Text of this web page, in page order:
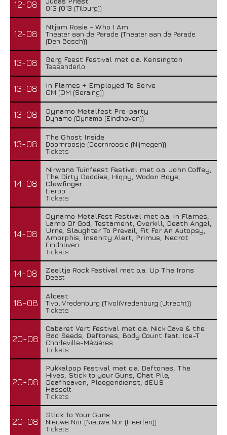
12-08
013 (013 (Tilburg))
12-08
Ntjam Rosie - Who I Am
Theater aan de Parade (Theater aan de Parade
(Den Bosch))
13-08
Berg Feest Festival met o.a. Kensington
Tessenderlo
13-08
In Flames + Employed To Serve
OM (OM (Seraing))
13-08
Dynamo Metalfest Pre-party
Dynamo (Dynamo (Eindhoven))
13-08
The Ghost Inside
Doornroosje (Doornroosje (Nijmegen))
Tickets
14-08
Nirwana Tuinfeest Festival met o.a. John Coffey,
The Dirty Daddies, Hiqpy, Wodan Boys,
Clawfinger
Lierop
Tickets
14-08
Dynamo MetalFest Festival met o.a. In Flames,
Lamb Of God, Testament, Overkill, Death Angel,
Urne, Slaughter To Prevail, Fit For An Autopsy,
Amorphis, Insanity Alert, Primus, Necrot
Eindhoven
Tickets
14-08
Zeeltje Rock Festival met o.a. Up The Irons
Deest
18-08
Alcest
TivoliVredenburg (TivoliVredenburg (Utrecht))
Tickets
20-08
Cabaret Vert Festival met o.a. Nick Cave & the
Bad Seeds, Deftones, Body Count feat. Ice-T
Charleville-Mézières
Tickets
20-08
Pukkelpop Festival met o.a. Deftones, The
Hives, Stick to your Guns, Chat Pile,
Deafheaven, Ploegendienst, dEUS
Hasselt
Tickets
20-08
Stick To Your Guns
Nieuwe Nor (Nieuwe Nor (Heerlen))
Tickets